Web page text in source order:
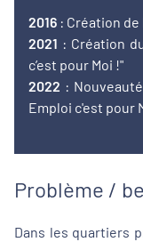
2016 : Création
2021 : Création
c’est pour Moi !"
2022 :
Emploi c'est pour
Problème /
Dans les quartiers